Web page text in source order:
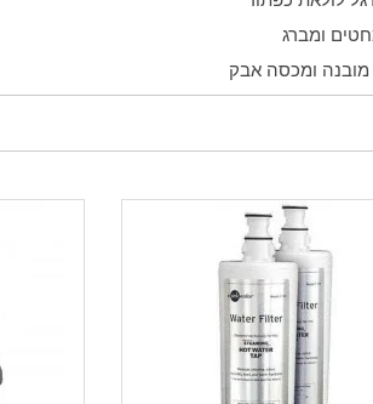
ומברג
מובנה ומכסה אבק